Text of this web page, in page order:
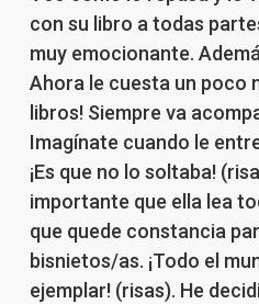
con su libro a todas
muy emocionante.
Ahora le cuesta un poco
libros! Siempre va
Imagínate cuando le
¡Es que no lo soltaba!
importante que ella lea
que quede constancia
bisnietos/as. ¡Todo el
ejemplar! (risas). He